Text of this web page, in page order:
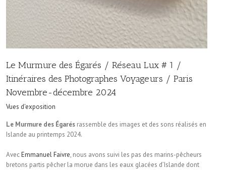
Le Murmure des Égarés / Réseau Lux # 1 /
Itinéraires des Photographes Voyageurs / Paris
Novembre-décembre 2024
Vues d'exposition
Le Murmure des Égarés rassemble des images et des sons réalisés en
Islande au printemps 2024.
AvecEmmanuel Faivre, nous avons suivi les pas des marins-pêcheurs
bretons partis pêcher la morue dans les eaux glacées d’Islande dont